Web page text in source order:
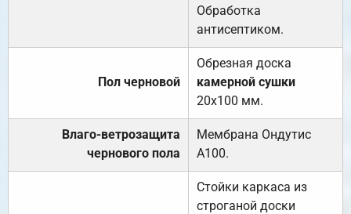
Обработка
антисептиком.
Пол черновой
Обрезная доска
камерной сушки
20х100 мм.
Влаго-ветрозащита
чернового пола
Мембрана Ондутис
А100.
Стойки каркаса из
строганой доски